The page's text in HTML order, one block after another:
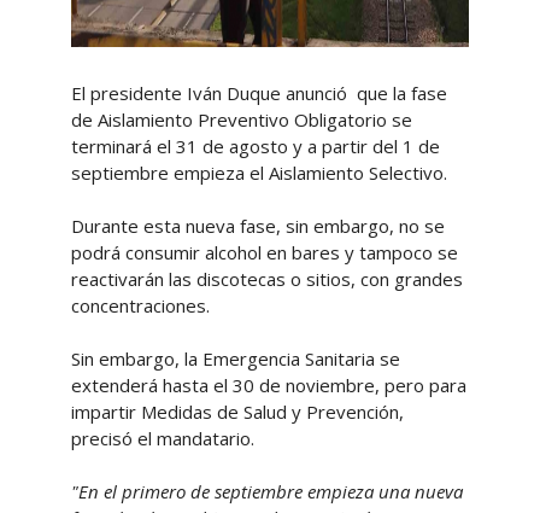
El presidente Iván Duque anunció que la fase
de Aislamiento Preventivo Obligatorio se
terminará el 31 de agosto y a partir del 1 de
septiembre empieza el Aislamiento Selectivo.
Durante esta nueva fase, sin embargo, no se
podrá consumir alcohol en bares y tampoco se
reactivarán las discotecas o sitios, con grandes
concentraciones.
Sin embargo, la Emergencia Sanitaria se
extenderá hasta el 30 de noviembre, pero para
impartir Medidas de Salud y Prevención,
precisó el mandatario.
"En el primero de septiembre empieza una nueva